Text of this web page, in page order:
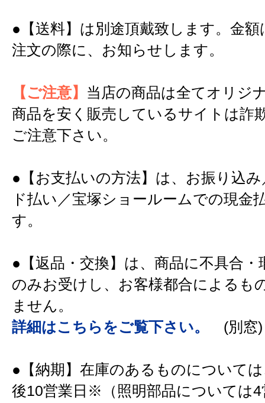
●【送料】は別途頂戴致します。金
注文の際に、お知らせします。
【ご注意】 当店の商品は全てオリジ
商品を安く販売しているサイトは詐
ご注意下さい。
●【お支払いの方法】は、お振り込
ド払い／宝塚ショールームでの現金
す。
●【返品・交換】は、商品に不具合・
のみお受けし、お客様都合によるも
ません。
詳細はこちらをご覧下さい。
(別窓)
●【納期】在庫のあるものについて
後10営業日※（照明部品については4